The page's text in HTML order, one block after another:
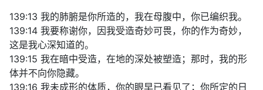
139:13 我的肺腑是你所造的，我在母腹中，你已编织我。
139:14 我要称谢你，因我受造奇妙可畏，你的作为奇妙，
这是我心深知道的。
139:15 我在暗中受造，在地的深处被塑造；那时，我的形
体并不向你隐藏。
139:16 我未成形的体质，你的眼早已看见了；你所定的日